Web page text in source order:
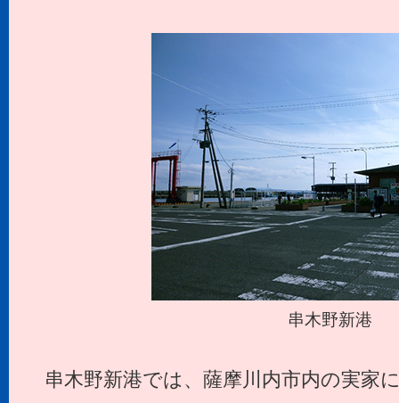
串木野新港
串木野新港では、薩摩川内市内の実家